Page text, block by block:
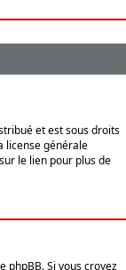
et est sous droits
license générale
le lien pour plus de
phpBB. Si vous croyez